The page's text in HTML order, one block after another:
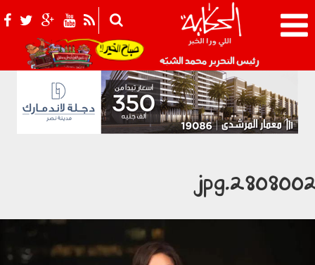
رئيس التحرير محمد الشبّه 021_2.png